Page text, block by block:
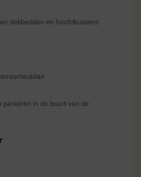
dekbedden en hoofdkussens
parkeren in de buurt van de